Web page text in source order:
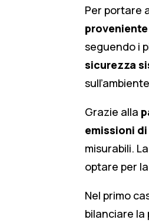
Per portare
seguendo i
sicurezza
Grazie alla
emissioni
misurabili.
optare per
Nel primo
bilanciare la